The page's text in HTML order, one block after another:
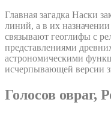
Главная загадка Наски
линий, а в их
связывают геоглифы с
представлениями
астрономическими
исчерпывающей версии
Голосов овраг,